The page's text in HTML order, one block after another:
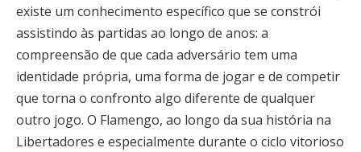
existe um conhecimento específico que se constrói
assistindo às partidas ao longo de anos: a
compreensão de que cada adversário tem uma
identidade própria, uma forma de jogar e de competir
que torna o confronto algo diferente de qualquer
outro jogo. O Flamengo, ao longo da sua história na
Libertadores e especialmente durante o ciclo vitorioso